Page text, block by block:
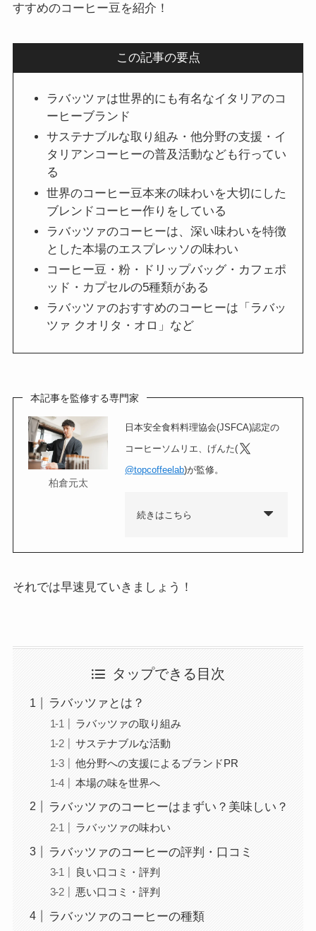
すすめのコーヒー豆を紹介！
この記事の要点
ラバッツァは世界的にも有名なイタリアのコ
ーヒーブランド
サステナブルな取り組み・他分野の支援・イ
タリアンコーヒーの普及活動なども行ってい
る
世界のコーヒー豆本来の味わいを大切にした
ブレンドコーヒー作りをしている
ラバッツァのコーヒーは、深い味わいを特徴
とした本場のエスプレッソの味わい
コーヒー豆・粉・ドリップバッグ・カフェポ
ッド・カプセルの5種類がある
ラバッツァのおすすめのコーヒーは「ラバッ
ツァ クオリタ・オロ」など
本記事を監修する専門家
柏倉元太
日本安全食料料理協会(JSFCA)認定の
コーヒーソムリエ、げんた(
@topcoffeelab)が監修。
続きはこちら
それでは早速見ていきましょう！
タップできる目次
ラバッツァとは？
ラバッツァの取り組み
サステナブルな活動
他分野への支援によるブランドPR
本場の味を世界へ
ラバッツァのコーヒーはまずい？美味しい？
ラバッツァの味わい
ラバッツァのコーヒーの評判・口コミ
良い口コミ・評判
悪い口コミ・評判
ラバッツァのコーヒーの種類